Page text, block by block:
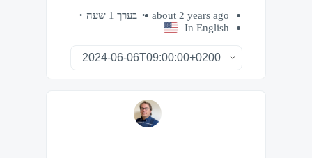
about 2 years ago
בערך 1 שעה
In English